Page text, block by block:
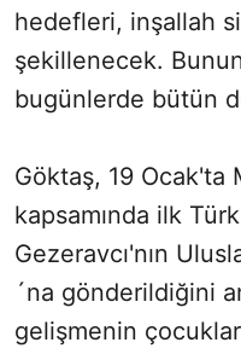
hedefleri, inşallah
şekillenecek.
bugünlerde bütün
Göktaş, 19 Ocak'ta
kapsamında ilk
Gezeravcı'nın
´na gönderildiğini
gelişmenin